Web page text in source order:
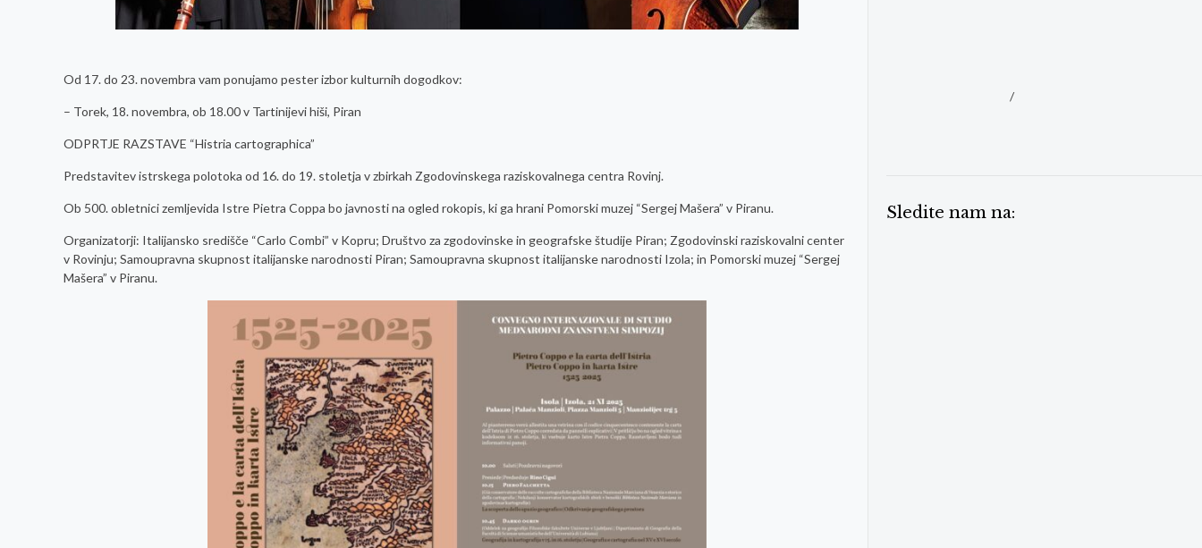
Od 17. do 23. novembra vam ponujamo pester izbor kulturnih dogodkov:
– Torek, 18. novembra, ob 18.00 v Tartinijevi hiši, Piran
ODPRTJE RAZSTAVE “Histria cartographica”
Predstavitev istrskega polotoka od 16. do 19. stoletja v zbirkah Zgodovinskega raziskovalnega centra Rovinj.
Ob 500. obletnici zemljevida Istre Pietra Coppa bo javnosti na ogled rokopis, ki ga hrani Pomorski muzej “Sergej Mašera” v Piranu.
Organizatorji: Italijansko središče “Carlo Combi” v Kopru; Društvo za zgodovinske in geografske študije Piran; Zgodovinski raziskovalni center
v Rovinju; Samoupravna skupnost italijanske narodnosti Piran; Samoupravna skupnost italijanske narodnosti Izola; in Pomorski muzej “Sergej
Mašera” v Piranu.
/
Sledite nam na: